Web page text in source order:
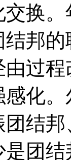
换
邦
过
化
团结
团